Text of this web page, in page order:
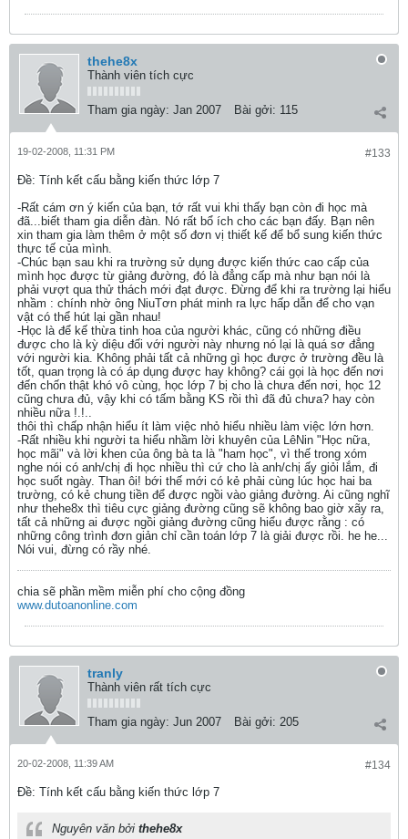
thehe8x
Thành viên tích cực
Tham gia ngày: Jan 2007 Bài gởi: 115
#133
19-02-2008, 11:31 PM
Ðề: Tính kết cấu bằng kiến thức lớp 7
-Rất cám ơn ý kiến của bạn, tớ rất vui khi thấy bạn còn đi học mà
đã...biết tham gia diễn đàn. Nó rất bổ ích cho các bạn đấy. Bạn nên
xin tham gia làm thêm ở một số đơn vị thiết kế để bổ sung kiến thức
thực tế của mình.
-Chúc bạn sau khi ra trường sử dụng được kiến thức cao cấp của
mình học được từ giảng đường, đó là đẳng cấp mà như bạn nói là
phải vượt qua thử thách mới đạt được. Đừng để khi ra trường lại hiểu
nhầm : chính nhờ ông NiuTơn phát minh ra lực hấp dẫn để cho vạn
vật có thể hút lại gần nhau!
-Học là để kế thừa tinh hoa của người khác, cũng có những điều
được cho là kỳ diệu đối với người này nhưng nó lại là quá sơ đẳng
với người kia. Không phải tất cả những gì học được ở trường đều là
tốt, quan trọng là có áp dụng được hay không? cái gọi là học đến nơi
đến chốn thật khó vô cùng, học lớp 7 bị cho là chưa đến nơi, học 12
cũng chưa đủ, vậy khi có tấm bằng KS rồi thì đã đủ chưa? hay còn
nhiều nữa !.!..
thôi thì chấp nhận hiểu ít làm việc nhỏ hiểu nhiều làm việc lớn hơn.
-Rất nhiều khi người ta hiểu nhầm lời khuyên của LêNin "Học nữa,
học mãi" và lời khen của ông bà ta là "ham học", vì thế trong xóm
nghe nói có anh/chị đi học nhiều thì cứ cho là anh/chị ấy giỏi lắm, đi
học suốt ngày. Than ôi! bới thế mới có kẻ phải cùng lúc học hai ba
trường, có kẻ chung tiền để được ngồi vào giảng đường. Ai cũng nghĩ
như thehe8x thì tiêu cực giảng đường cũng sẽ không bao giờ xãy ra,
tất cả những ai được ngồi giảng đường cũng hiểu được rằng : có
những công trình đơn giản chỉ cần toán lớp 7 là giải được rồi. he he...
Nói vui, đừng có rầy nhé.
chia sẽ phần mềm miễn phí cho cộng đồng
www.dutoanonline.com
tranly
Thành viên rất tích cực
Tham gia ngày: Jun 2007 Bài gởi: 205
#134
20-02-2008, 11:39 AM
Ðề: Tính kết cấu bằng kiến thức lớp 7
Nguyên văn bởi thehe8x